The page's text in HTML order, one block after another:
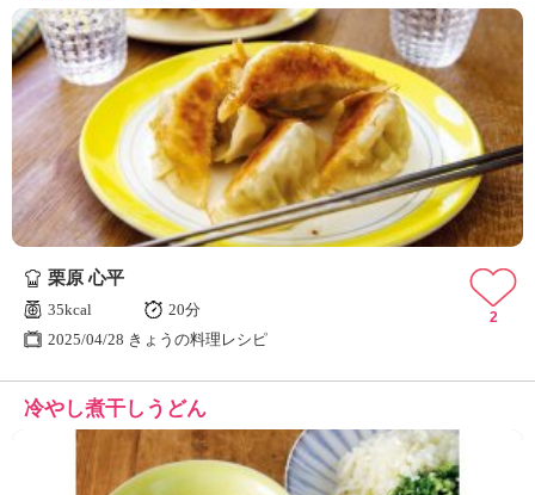
栗原 心平
35kcal
20分
2025/04/28 きょうの料理レシピ
2
冷やし煮干しうどん